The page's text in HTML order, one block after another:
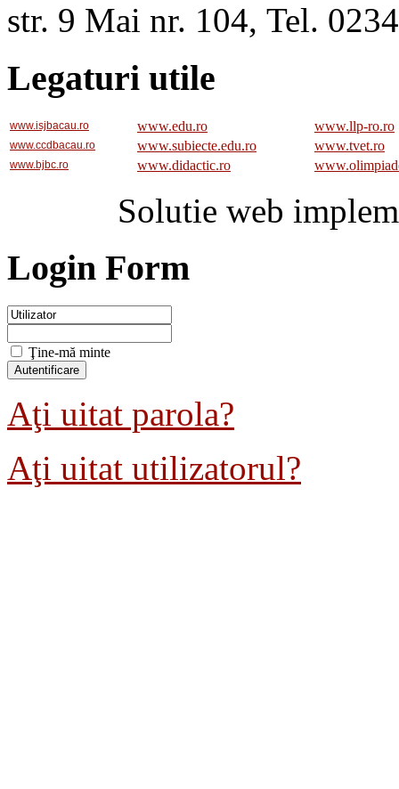
str. 9 Mai nr. 104, Tel.
Legaturi utile
www.isjbacau.ro www.edu.ro www.llp-ro.ro
www.ccdbacau.ro www.subiecte.edu.ro www.tvet.ro
www.bjbc.ro www.didactic.ro
Solutie web
Login Form
Ţine-mă minte
Aţi uitat parola?
Aţi uitat utilizatorul?